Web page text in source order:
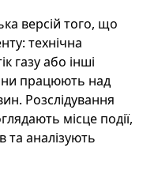
версій того, що
технічна
газу або інші
працюють над
Розслідування
місце події,
та аналізують